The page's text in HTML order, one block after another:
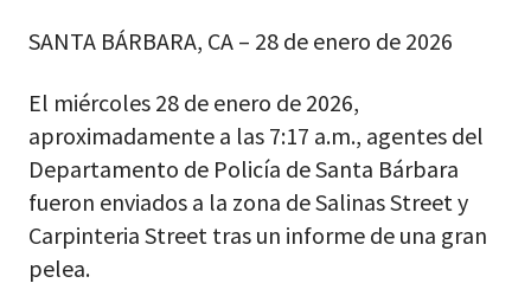
SANTA BÁRBARA, CA – 28 de enero de 2026
El miércoles 28 de enero de 2026,
aproximadamente a las 7:17 a.m., agentes del
Departamento de Policía de Santa Bárbara
fueron enviados a la zona de Salinas Street y
Carpinteria Street tras un informe de una gran
pelea.